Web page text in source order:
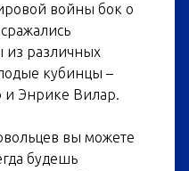
войны бок о
из различных
кубинцы –
и Энрике Вилар.
вы можете
будешь